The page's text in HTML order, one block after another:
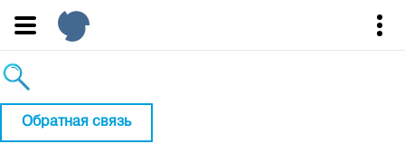
Обратная связь